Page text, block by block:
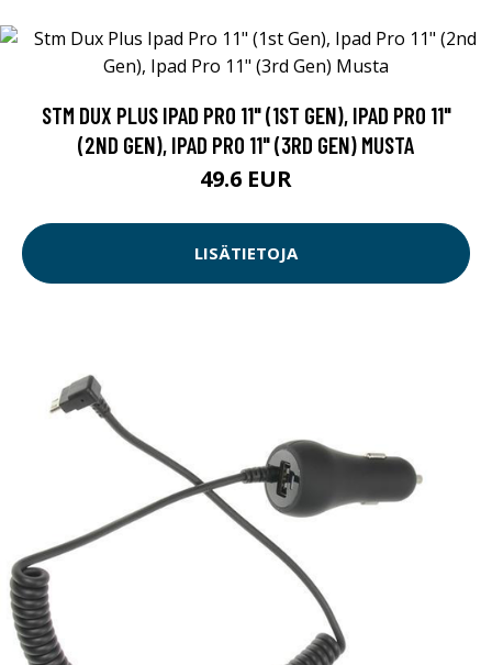
STM DUX PLUS IPAD PRO 11" (1ST GEN), IPAD PRO 11"
(2ND GEN), IPAD PRO 11" (3RD GEN) MUSTA
49.6 EUR
LISÄTIETOJA